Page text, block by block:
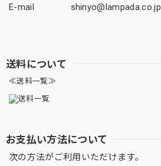
E-mail
shinyo@lampada.co.jp
送料について
≪送料一覧≫
お支払い方法について
次の方法がご利用いただけます。